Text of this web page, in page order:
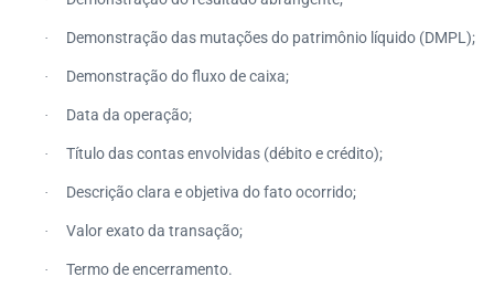
· Demonstração das mutações do patrimônio líquido (DMPL);
· Demonstração do fluxo de caixa;
· Data da operação;
· Título das contas envolvidas (débito e crédito);
· Descrição clara e objetiva do fato ocorrido;
· Valor exato da transação;
· Termo de encerramento.